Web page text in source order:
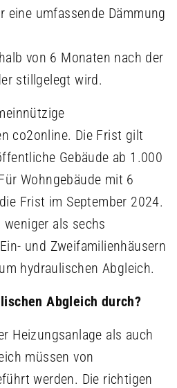
eine umfassende Dämmung
von 6 Monaten nach der
stillgelegt wird.
co2online. Die Frist gilt
Gebäude ab 1.000
Wohngebäude mit 6
Frist im September 2024.
als sechs
und Zweifamilienhäusern
hydraulischen Abgleich.
Abgleich durch?
Heizungsanlage als auch
müssen von
werden. Die richtigen